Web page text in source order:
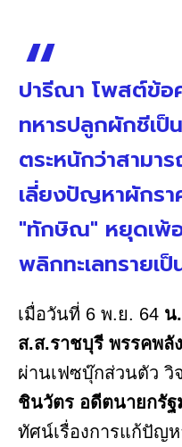
ปารีณา โพสต์ข้อ
ทหารปลูกผักชีเป็
ตระหนักว่าสามา
เลี่ยงปัญหาผักร
"ทักษิณ" หยุดเพ้อ
พลิกทะเลทรายเ
เมื่อวันที่ 6 พ.ย. 64 น
ส.ส.ราชบุรี พรรคพลั
ผ่านเฟซบุ๊กส่วนตัว
ชินวัตร อดีตนายกรั
ทัศน์เรื่องการแก้ปัญห